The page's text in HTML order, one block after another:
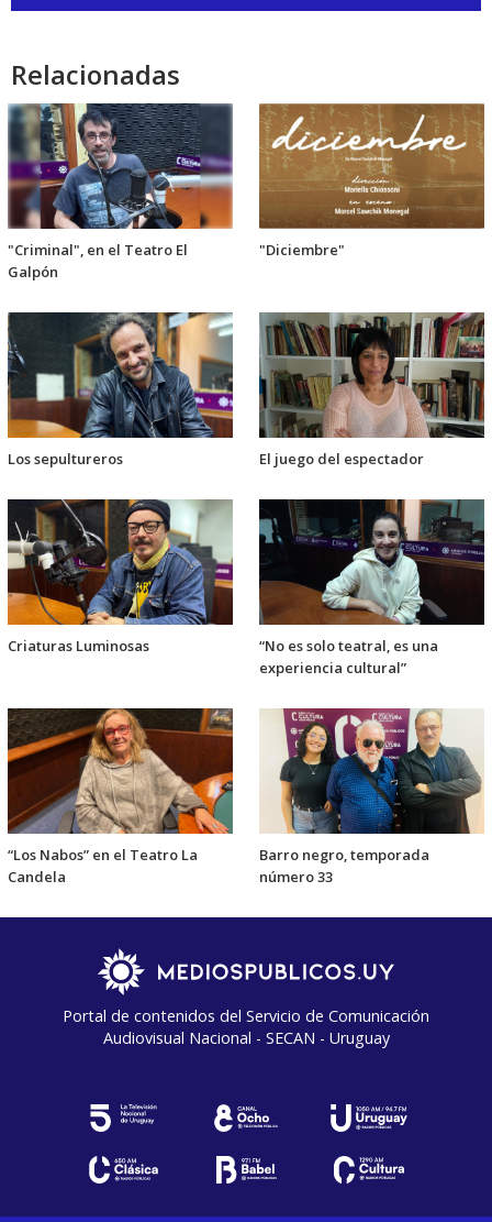
audio
Relacionadas
"Criminal", en el Teatro El
Galpón
"Diciembre"
Los sepultureros El juego del espectador
Criaturas Luminosas
“No es solo teatral, es una
experiencia cultural”
“Los Nabos” en el Teatro La
Candela
Barro negro, temporada
número 33
Portal de contenidos del Servicio de Comunicación
Audiovisual Nacional - SECAN - Uruguay